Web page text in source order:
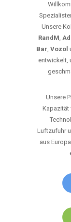
Unsere
RandM,
Bar, Vozol
entwickelt,
Unsere
Kapazität
Luftzufuhr
aus